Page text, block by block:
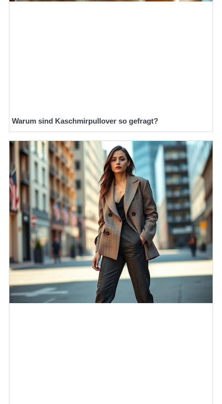
Warum sind Kaschmirpullover so gefragt?